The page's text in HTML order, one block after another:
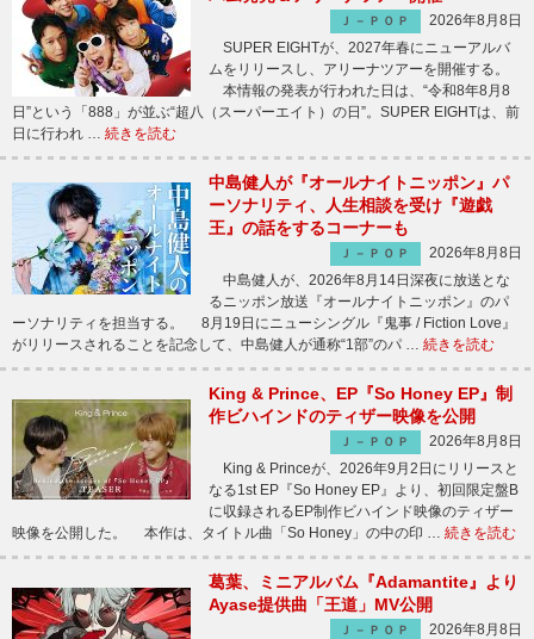
Ｊ－ＰＯＰ
2026年8月8日
SUPER EIGHTが、2027年春にニューアルバ
ムをリリースし、アリーナツアーを開催する。
本情報の発表が行われた日は、“令和8年8月8
日”という「888」が並ぶ“超八（スーパーエイト）の日”。SUPER EIGHTは、前
日に行われ … 続きを読む
中島健人が『オールナイトニッポン』パ
ーソナリティ、人生相談を受け『遊戯
王』の話をするコーナーも
Ｊ－ＰＯＰ
2026年8月8日
中島健人が、2026年8月14日深夜に放送とな
るニッポン放送『オールナイトニッポン』のパ
ーソナリティを担当する。 8月19日にニューシングル『鬼事 / Fiction Love』
がリリースされることを記念して、中島健人が通称“1部”のパ … 続きを読む
King & Prince、EP『So Honey EP』制
作ビハインドのティザー映像を公開
Ｊ－ＰＯＰ
2026年8月8日
King & Princeが、2026年9月2日にリリースと
なる1st EP『So Honey EP』より、初回限定盤B
に収録されるEP制作ビハインド映像のティザー
映像を公開した。 本作は、タイトル曲「So Honey」の中の印 … 続きを読む
葛葉、ミニアルバム『Adamantite』より
Ayase提供曲「王道」MV公開
Ｊ－ＰＯＰ
2026年8月8日